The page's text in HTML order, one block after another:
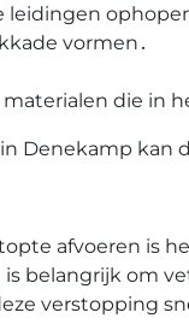
leidingen
vormen․
die in
Denekamp kan
afvoeren is
belangrijk om
verstopping